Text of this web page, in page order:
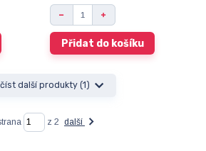
Přidat do košíku
další produkty (1)
z 2 další